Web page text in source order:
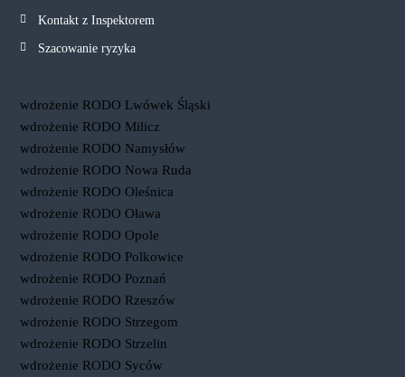
Kontakt z Inspektorem
Szacowanie ryzyka
wdrożenie RODO Lwówek Śląski
wdrożenie RODO Milicz
wdrożenie RODO Namysłów
wdrożenie RODO Nowa Ruda
wdrożenie RODO Oleśnica
wdrożenie RODO Oława
wdrożenie RODO Opole
wdrożenie RODO Polkowice
wdrożenie RODO Poznań
wdrożenie RODO Rzeszów
wdrożenie RODO Strzegom
wdrożenie RODO Strzelin
wdrożenie RODO Syców